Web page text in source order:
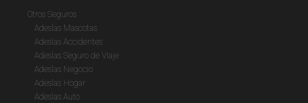
Otros Seguros
Adeslas Mascotas
Adeslas Accidentes
Adeslas Seguro de Viaje
Adeslas Negocio
Adeslas Hogar
Adeslas Auto